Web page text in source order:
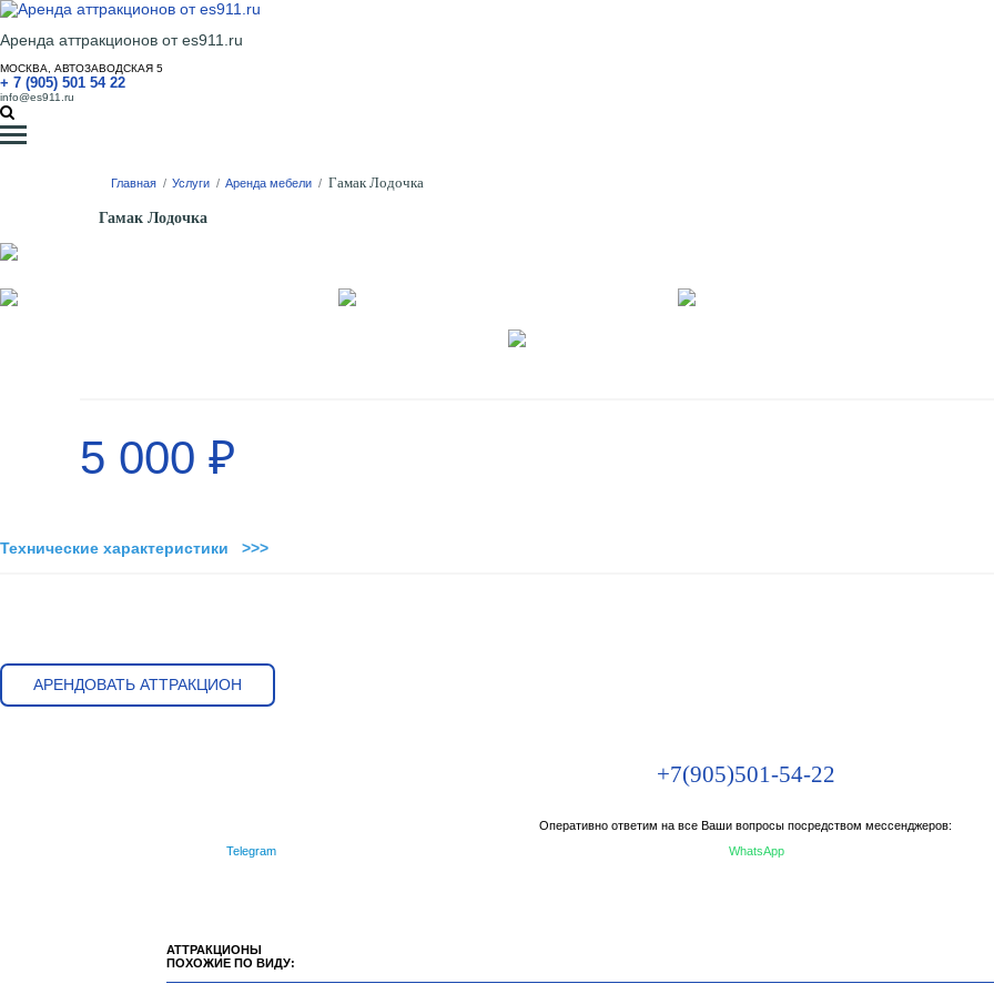
Аренда аттракционов от es911.ru
МОСКВА, АВТОЗАВОДСКАЯ 5
+ 7 (905) 501 54 22
info@es911.ru
Главная / Услуги / Аренда мебели / Гамак Лодочка
Гамак Лодочка
5 000 ₽
Технические характеристики >>>
АРЕНДОВАТЬ АТТРАКЦИОН
+7(905)501-54-22
Оперативно ответим на все Ваши вопросы посредством мессенджеров:
Telegram
WhatsApp
АТТРАКЦИОНЫ
ПОХОЖИЕ ПО ВИДУ: